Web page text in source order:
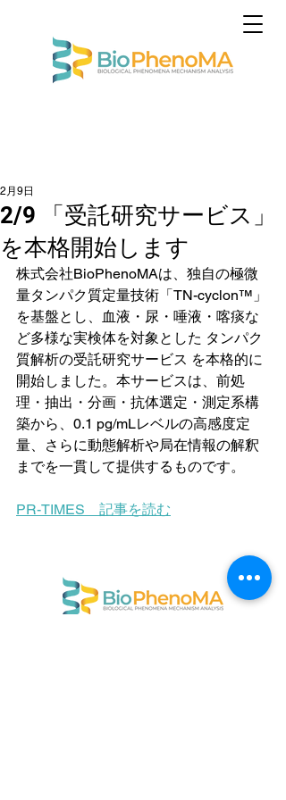
2/9 「受託研究サービス」
を本格開始します
2月9日
株式会社BioPhenoMAは、独自の極微
量タンパク質定量技術「TN-cyclon™」
を基盤とし、血液・尿・唾液・喀痰な
ど多様な実検体を対象とした タンパク
質解析の受託研究サービス を本格的に
開始しました。本サービスは、前処
理・抽出・分画・抗体選定・測定系構
築から、0.1 pg/mLレベルの高感度定
量、さらに動態解析や局在情報の解釈
までを一貫して提供するものです。
PR-TIMES　記事を読む